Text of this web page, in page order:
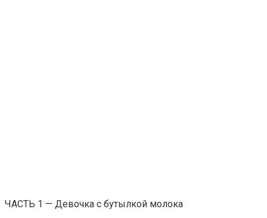
ЧАСТЬ 1 — Девочка с бутылкой молока